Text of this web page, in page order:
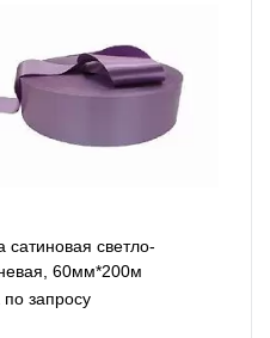
сатиновая светло-
60мм*200м
запросу